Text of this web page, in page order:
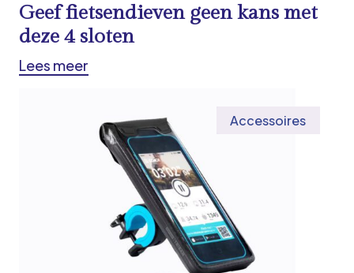
Geef fietsendieven geen kans met
deze 4 sloten
Lees meer
Accessoires